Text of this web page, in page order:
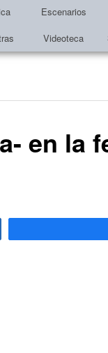
Escenarios
Videoteca
en la